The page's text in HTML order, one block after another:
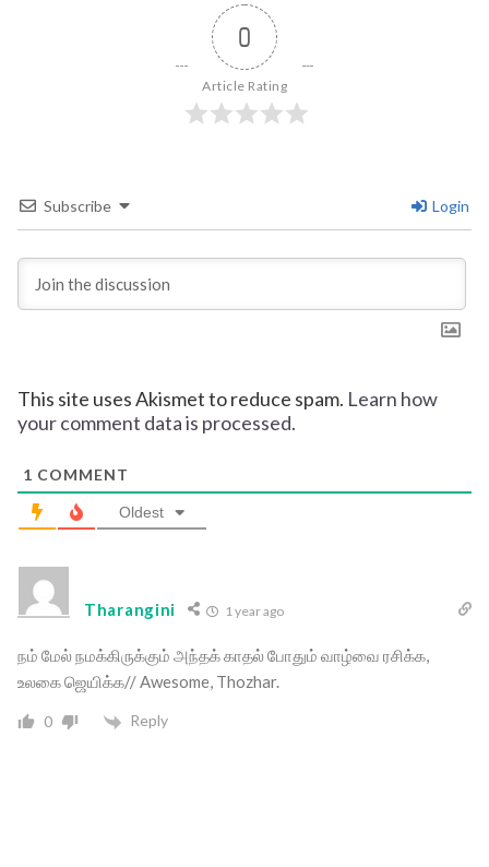
0
Article Rating
Subscribe Login
This site uses Akismet to reduce spam. Learn how
your comment data is processed.
1 COMMENT
Oldest
Tharangini 1 year ago
நம் மேல் நமக்கிருக்கும் அந்தக் காதல் போதும் வாழ்வை ரசிக்க,
உலகை ஜெயிக்க// Awesome, Thozhar.
0 Reply